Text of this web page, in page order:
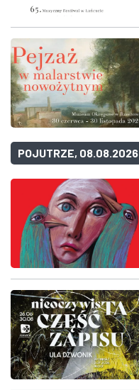
POJUTRZE, 08.08.2026